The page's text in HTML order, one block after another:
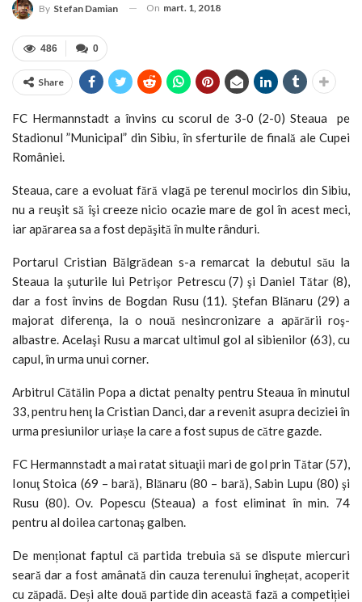
By Stefan Damian On mart. 1, 2018
0
486
Share
FC Hermannstadt a învins cu scorul de 3-0 (2-0) Steaua pe
Stadionul ”Municipal” din Sibiu, în sferturile de finală ale Cupei
României.
Steaua, care a evoluat fără vlagă pe terenul mocirlos din Sibiu,
nu a reuşit să îşi creeze nicio ocazie mare de gol în acest meci,
iar apărarea sa a fost depăşită în multe rânduri.
Portarul Cristian Bălgrădean s-a remarcat la debutul său la
Steaua la şuturile lui Petrişor Petrescu (7) şi Daniel Tătar (8),
dar a fost învins de Bogdan Rusu (11). Ştefan Blănaru (29) a
majorat diferenţa, la o nouă nesincronizare a apărării roş-
albastre. Acelaşi Rusu a marcat ultimul gol al sibienilor (63), cu
capul, în urma unui corner.
Arbitrul Cătălin Popa a dictat penalty pentru Steaua în minutul
33, pentru henţ la Cristian Danci, dar a revenit asupra deciziei în
urma presiunilor uriașe la care a fost supus de către gazde.
FC Hermannstadt a mai ratat situaţii mari de gol prin Tătar (57),
Ionuţ Stoica (69 – bară), Blănaru (80 – bară), Sabin Lupu (80) şi
Rusu (80). Ov. Popescu (Steaua) a fost eliminat în min. 74
pentru al doilea cartonaş galben.
De menționat faptul că partida trebuia să se dispute miercuri
seară dar a fost amânată din cauza terenului înghețat, acoperit
cu zăpadă. Deși alte două partide din această fază a competiției